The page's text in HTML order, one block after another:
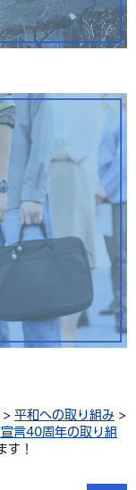
> 平和への取り組み >
言40周年の取り組
す！